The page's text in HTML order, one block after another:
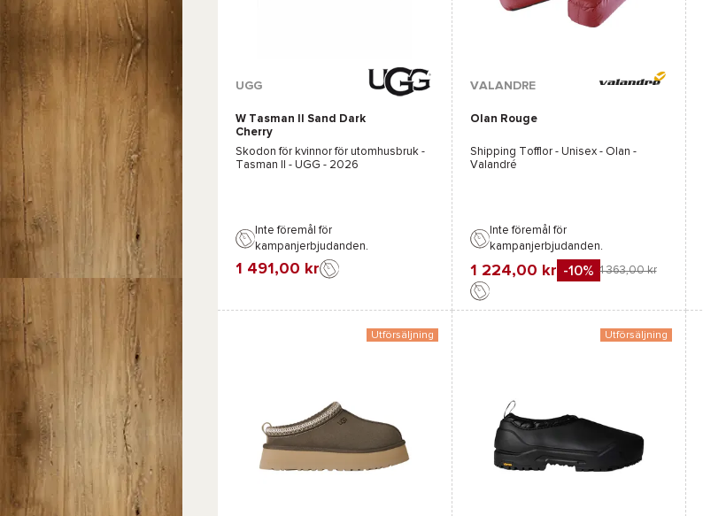
Brun
UGG
W Tasman II Sand Dark
Cherry
Skodon för kvinnor för utomhusbruk -
Tasman II - UGG - 2026
Inte föremål för
kampanjerbjudanden.
1 491,00 kr
VALANDRE
Olan Rouge
Shipping Tofflor - Unisex - Olan -
Valandré
Inte föremål för
kampanjerbjudanden.
1 224,00 kr -10% 1 363,00 kr
Utförsäljning Utförsäljning